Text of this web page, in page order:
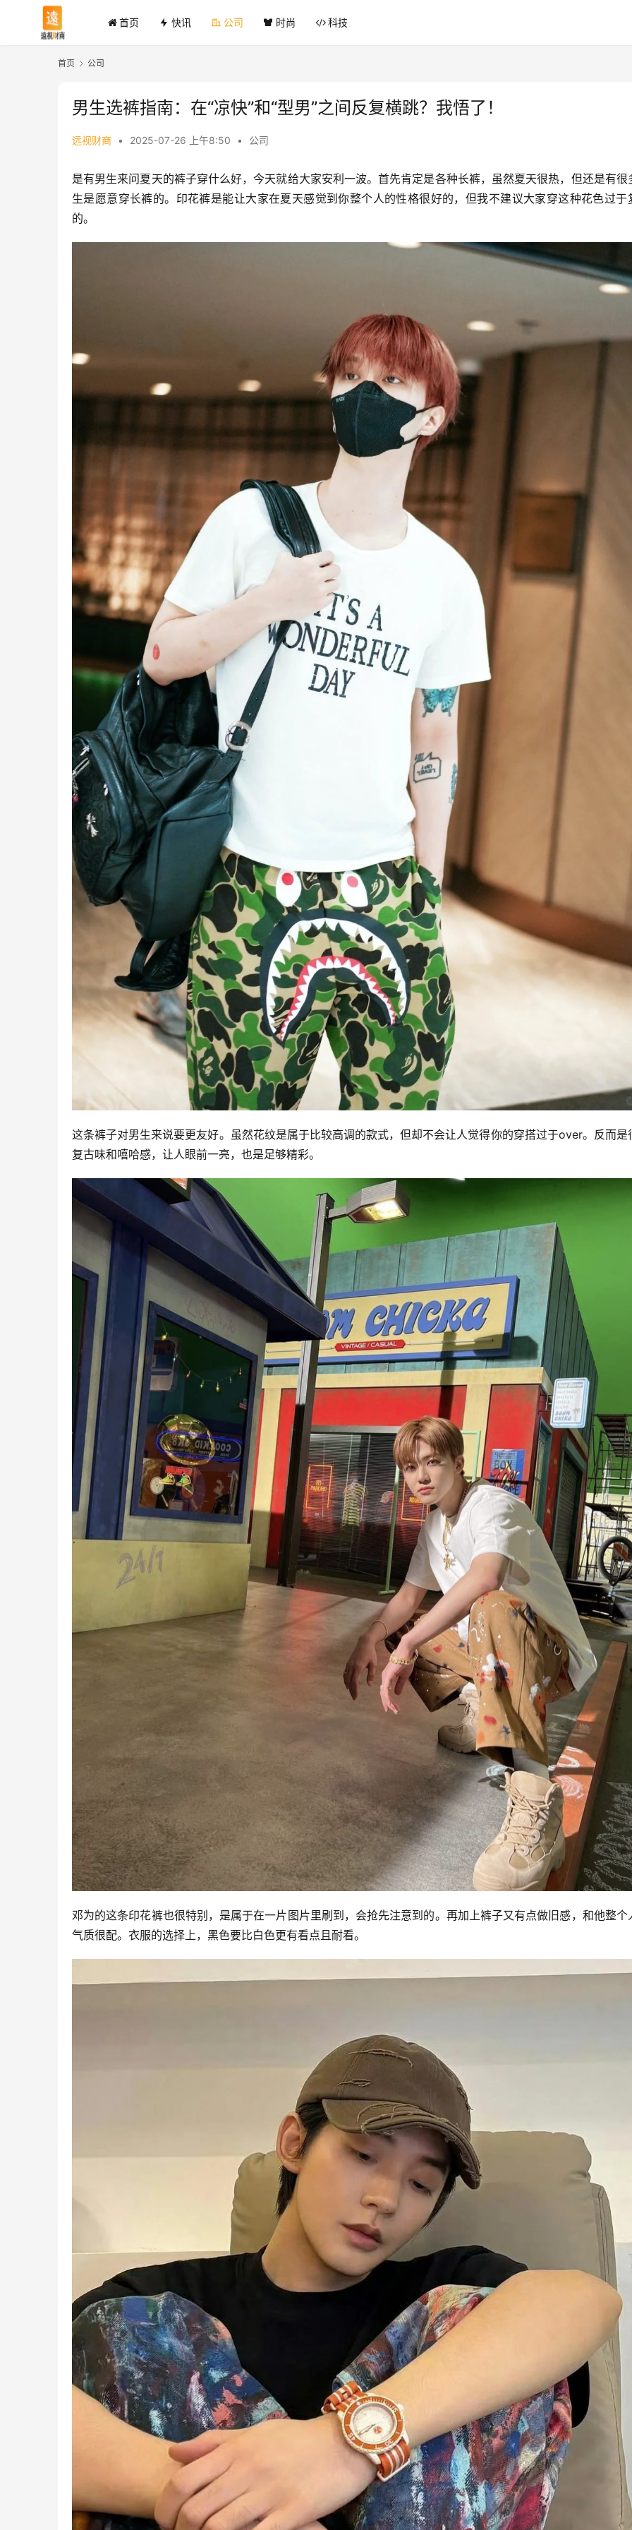
首页 快讯 公司 时尚 科技
首页 公司
男生选裤指南：在“凉快”和“型男”之间反复横跳？我悟了！
远视财商 • 2025-07-26 上午8:50 • 公司
是有男生来问夏天的裤子穿什么好，今天就给大家安利一波。首先肯定是各种长裤，虽然夏天很热，但还是有很
生是愿意穿长裤的。印花裤是能让大家在夏天感觉到你整个人的性格很好的，但我不建议大家穿这种花色过于
的。
这条裤子对男生来说要更友好。虽然花纹是属于比较高调的款式，但却不会让人觉得你的穿搭过于over。反而是
复古味和嘻哈感，让人眼前一亮，也是足够精彩。
邓为的这条印花裤也很特别，是属于在一片图片里刷到，会抢先注意到的。再加上裤子又有点做旧感，和他整个
气质很配。衣服的选择上，黑色要比白色更有看点且耐看。